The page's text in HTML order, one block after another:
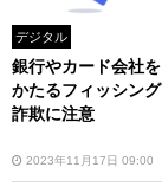
デジタル
銀行やカード会社を
かたるフィッシング
詐欺に注意
2023年11月17日 09:00